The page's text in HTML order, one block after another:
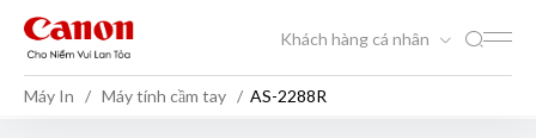
Khách hàng cá nhân
Máy In Máy tính cầm tay AS-2288R